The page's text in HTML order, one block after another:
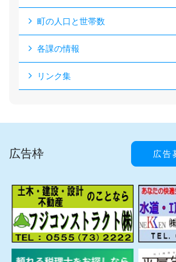
町の人口と世帯数
各課の情報
リンク集
広告枠 広告